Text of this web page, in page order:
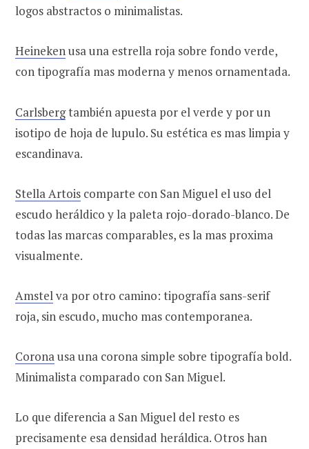
logos abstractos o minimalistas.
Heinekenusa una estrella roja sobre fondo verde,
con tipografía mas moderna y menos ornamentada.
Carlsbergtambién apuesta por el verde y por un
isotipo de hoja de lupulo. Su estética es mas limpia y
escandinava.
Stella Artois comparte con San Miguel el uso del
escudo heráldico y la paleta rojo-dorado-blanco. De
todas las marcas comparables, es la mas proxima
visualmente.
Amstelva por otro camino: tipografía sans-serif
roja, sin escudo, mucho mas contemporanea.
Coronausa una corona simple sobre tipografía bold.
Minimalista comparado con San Miguel.
Lo que diferencia a San Miguel del resto es
precisamente esa densidad heráldica. Otros han